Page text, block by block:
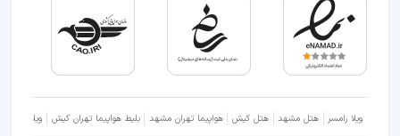
ویلا رامسر هتل مشهد هتل کیش هواپیما تهران مشهد بلیط هواپیما تهران کیش ویلا شمال